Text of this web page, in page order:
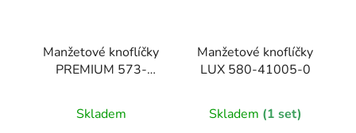
Manžetové knoflíčky
PREMIUM 573-
Skladem
Manžetové knoflíčky
LUX 580-41005-0
Skladem (1 set)